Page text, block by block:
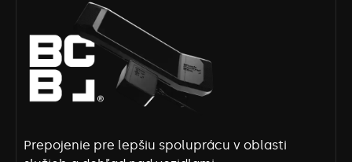
Prepojenie pre lepšiu spoluprácu v oblasti